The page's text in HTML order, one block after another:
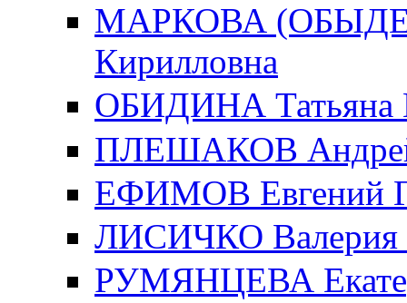
МАРКОВА
Кирилловна
ОБИДИНА Татьяна
ПЛЕШАКОВ
ЕФИМОВ Евгений
ЛИСИЧКО Валерия
РУМЯНЦЕВА